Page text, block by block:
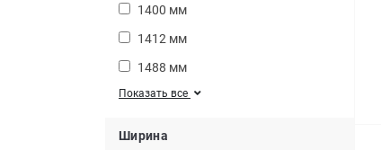
1400 мм
1412 мм
1488 мм
Показать все
Ширина